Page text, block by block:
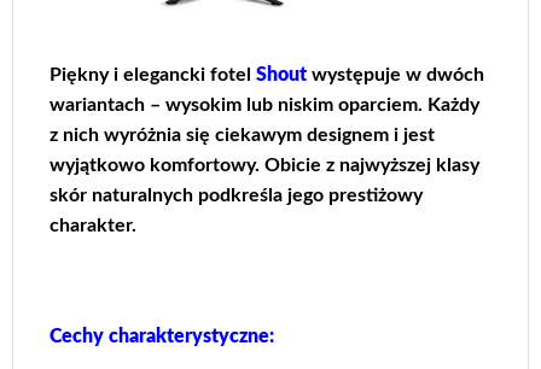
Piękny i elegancki fotel Shoutwystępuje w dwóch
wariantach – wysokim lub niskim oparciem. Każdy
z nich wyróżnia się ciekawym designem i jest
wyjątkowo komfortowy. Obicie z najwyższej klasy
skór naturalnych podkreśla jego prestiżowy
charakter.
Cechy charakterystyczne: